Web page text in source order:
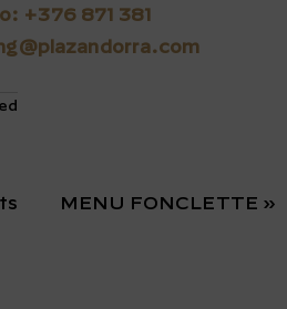
+376 871 381
MENU FONCLETTE »